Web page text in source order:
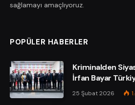
sağlamayı amaçlıyoruz.
POPÜLER HABERLER
Kriminalden
İrfan Bayar
25 Şubat 2026